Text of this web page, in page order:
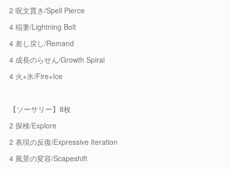
2 呪文貫き/Spell Pierce
4 稲妻/Lightning Bolt
4 差し戻し/Remand
4 成長のらせん/Growth Spiral
4 火+氷/Fire+Ice
【ソーサリー】8枚
2 探検/Explore
2 表現の反復/Expressive Iteration
4 風景の変容/Scapeshift